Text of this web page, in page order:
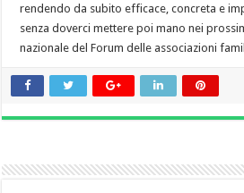
rendendo da subito efficace, concreta e
senza doverci mettere poi mano nei
nazionale del Forum delle associazioni